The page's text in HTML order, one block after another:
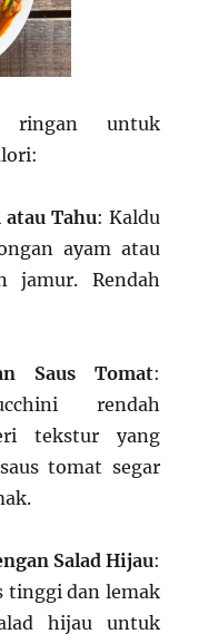
ringan untuk
atau Tahu: Kaldu
ayam atau
jamur. Rendah
Saus Tomat:
rendah
tekstur yang
tomat segar
Salad Hijau:
tinggi dan lemak
hijau untuk